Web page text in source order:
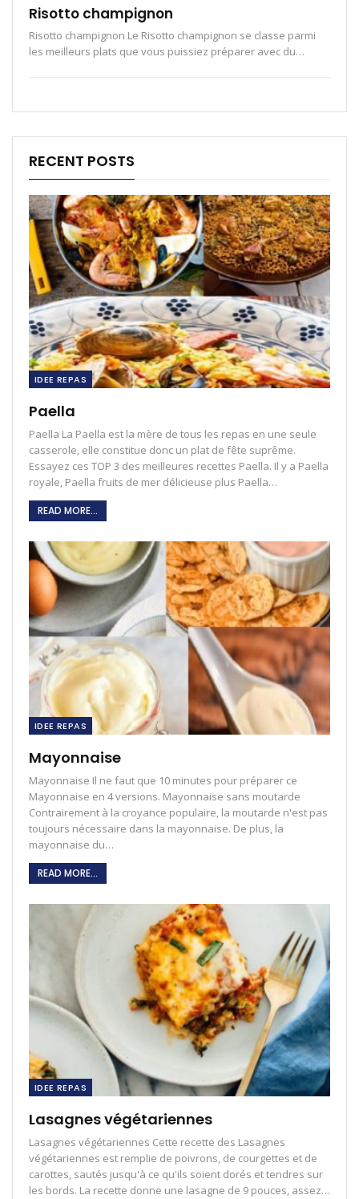
Risotto champignon
Risotto champignon Le Risotto champignon se classe parmi
les meilleurs plats que vous puissiez préparer avec du…
RECENT POSTS
IDEE REPAS
Paella
Paella La Paella est la mère de tous les repas en une seule
casserole, elle constitue donc un plat de fête suprême.
Essayez ces TOP 3 des meilleures recettes Paella. Il y a Paella
royale, Paella fruits de mer délicieuse plus Paella…
READ MORE...
IDEE REPAS
Mayonnaise
Mayonnaise Il ne faut que 10 minutes pour préparer ce
Mayonnaise en 4 versions. Mayonnaise sans moutarde
Contrairement à la croyance populaire, la moutarde n'est pas
toujours nécessaire dans la mayonnaise. De plus, la
mayonnaise du…
READ MORE...
IDEE REPAS
Lasagnes végétariennes
Lasagnes végétariennes Cette recette des Lasagnes
végétariennes est remplie de poivrons, de courgettes et de
carottes, sautés jusqu'à ce qu'ils soient dorés et tendres sur
les bords. La recette donne une lasagne de 9 pouces, assez…